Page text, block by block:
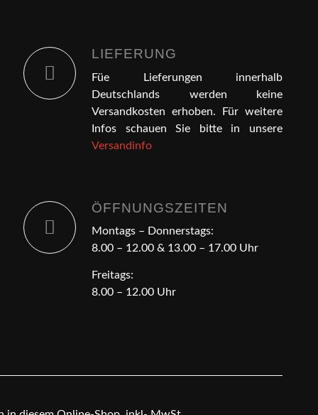
LIEFERUNG
Füe Lieferungen innerhalb
Deutschlands werden keine
Versandkosten erhoben. Für weitere
Infos schauen Sie bitte in unsere
Versandinfo
ÖFFNUNGSZEITEN
Montags – Donnerstags:
8.00 – 12.00 & 13.00 – 17.00 Uhr
Freitags:
8.00 – 12.00 Uhr